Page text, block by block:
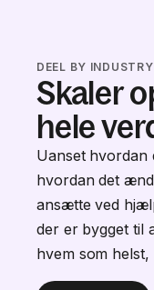
DEEL BY INDUSTRY
Skaler
hele
Uanset hvordan
hvordan det
ansætte ved
der er bygget til
hvem som